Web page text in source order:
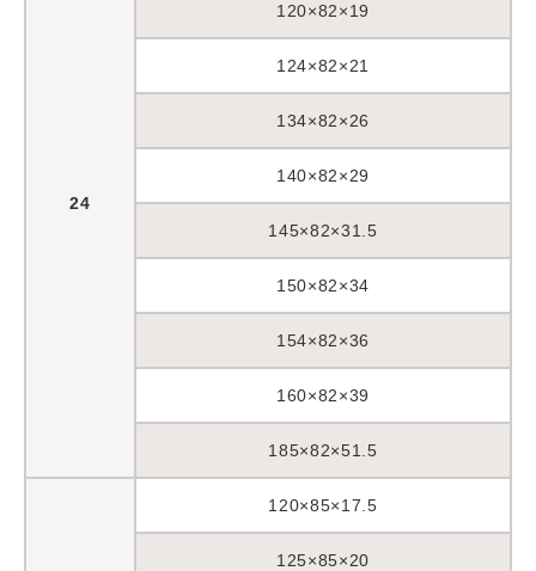
24
120×82×19
124×82×21
134×82×26
140×82×29
145×82×31.5
150×82×34
154×82×36
160×82×39
185×82×51.5
120×85×17.5
125×85×20